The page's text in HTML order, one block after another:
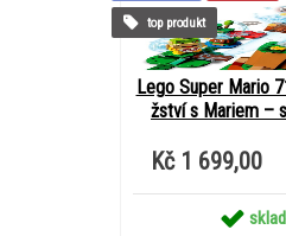
Lego Super Mario
žství s Mariem –
Kč 1 699,00
top produkt